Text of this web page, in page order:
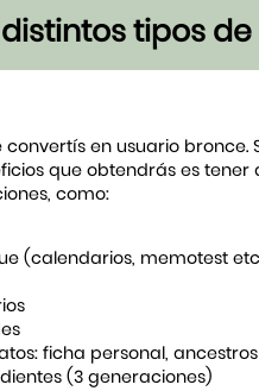
tipos de
en usuario bronce.
que obtendrás es tener
como:
(calendarios, memotest
ficha personal,
(3 generaciones)